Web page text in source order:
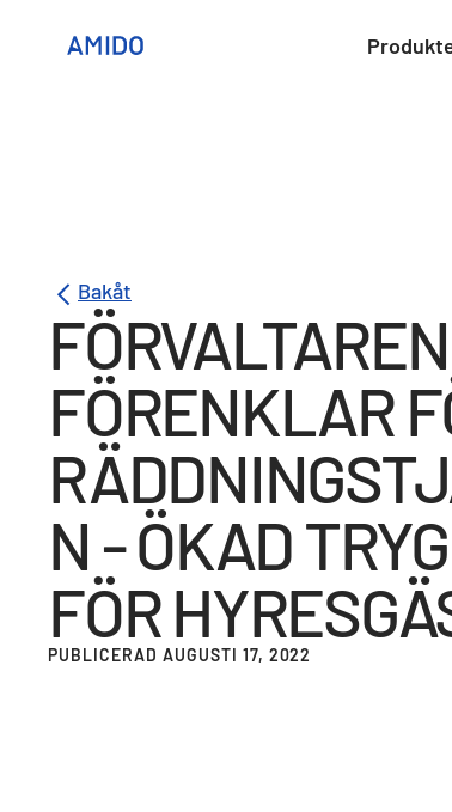
Bakåt
FÖRVALTAREN
FÖRENKLAR
N - ÖKAD
FÖR
PUBLICERAD AUGUSTI 17, 2022